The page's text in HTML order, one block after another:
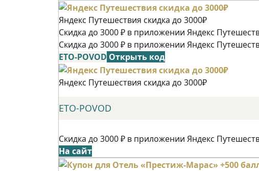
Яндекс Путешествия скидка до 3000₽
Скидка до 3000 ₽ в приложении Яндекс
Скидка до 3000 ₽ в приложении Яндекс
ETO-POVOD Открыть код
Яндекс Путешествия скидка до 3000₽
ETO-POVOD
Скидка до 3000 ₽ в приложении Яндекс
На сайт